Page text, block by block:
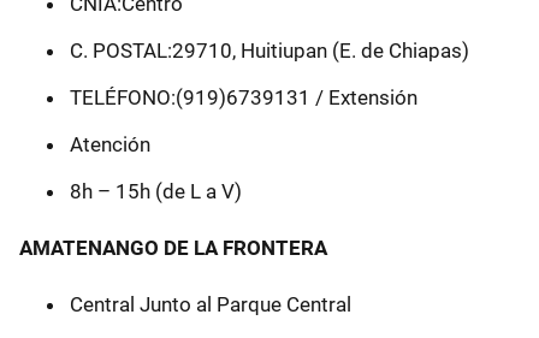
C. POSTAL:29710, Huitiupan (E. de Chiapas)
TELÉFONO:(919)6739131 / Extensión
Atención
8h – 15h (de L a V)
AMATENANGO DE LA FRONTERA
Central Junto al Parque Central